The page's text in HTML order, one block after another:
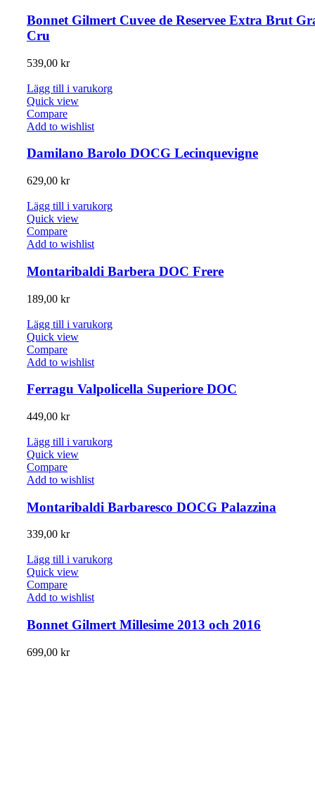
Bonnet Gilmert Cuvee de Reservee Extra Brut
Cru
539,00 kr
Lägg till i varukorg
Quick view
Compare
Add to wishlist
Damilano Barolo DOCG Lecinquevigne
629,00 kr
Lägg till i varukorg
Quick view
Compare
Add to wishlist
Montaribaldi Barbera DOC Frere
189,00 kr
Lägg till i varukorg
Quick view
Compare
Add to wishlist
Ferragu Valpolicella Superiore DOC
449,00 kr
Lägg till i varukorg
Quick view
Compare
Add to wishlist
Montaribaldi Barbaresco DOCG Palazzina
339,00 kr
Lägg till i varukorg
Quick view
Compare
Add to wishlist
Bonnet Gilmert Millesime 2013 och 2016
699,00 kr